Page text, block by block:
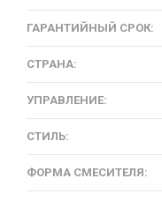
ГАРАНТИЙНЫЙ СРОК:
СТРАНА:
УПРАВЛЕНИЕ:
СТИЛЬ:
ФОРМА СМЕСИТЕЛЯ: